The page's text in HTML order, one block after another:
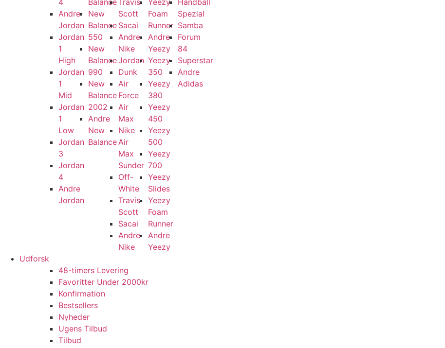
4
Andre
Jordan
Jordan
1
High
Jordan
1
Mid
Jordan
1
Low
Jordan
3
Jordan
4
Andre
Jordan
Balance
New
Balance
550
New
Balance
990
New
Balance
2002
Andre
New
Balance
Travis
Scott
Sacai
Andre
Nike
Jordan
Dunk
Air
Force
Air
Max
Nike
Air
Max
Sunder
Off-
White
Travis
Scott
Sacai
Andre
Nike
Yeezy
Foam
Runner
Andre
Yeezy
Yeezy
350
Yeezy
380
Yeezy
450
Yeezy
500
Yeezy
700
Yeezy
Slides
Yeezy
Foam
Runner
Andre
Yeezy
Handball
Spezial
Samba
Forum
84
Superstar
Andre
Adidas
Udforsk
48-timers Levering
Favoritter Under 2000kr
Konfirmation
Bestsellers
Nyheder
Ugens Tilbud
Tilbud